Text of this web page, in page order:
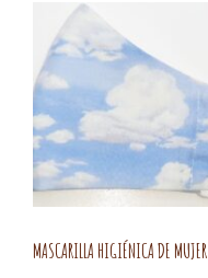
MASCARILLA HIGIÉNICA DE MUJER